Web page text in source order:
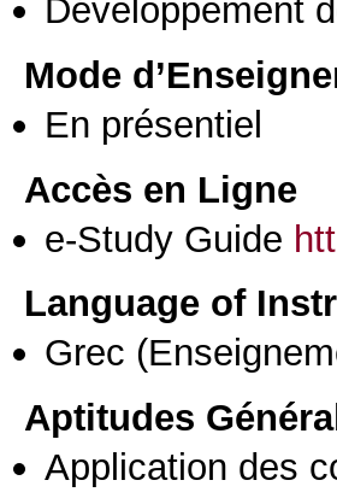
Développement
Mode
En présentiel
Accès en Ligne
e-Study Guide
Language of
Grec
Aptitudes
Application des